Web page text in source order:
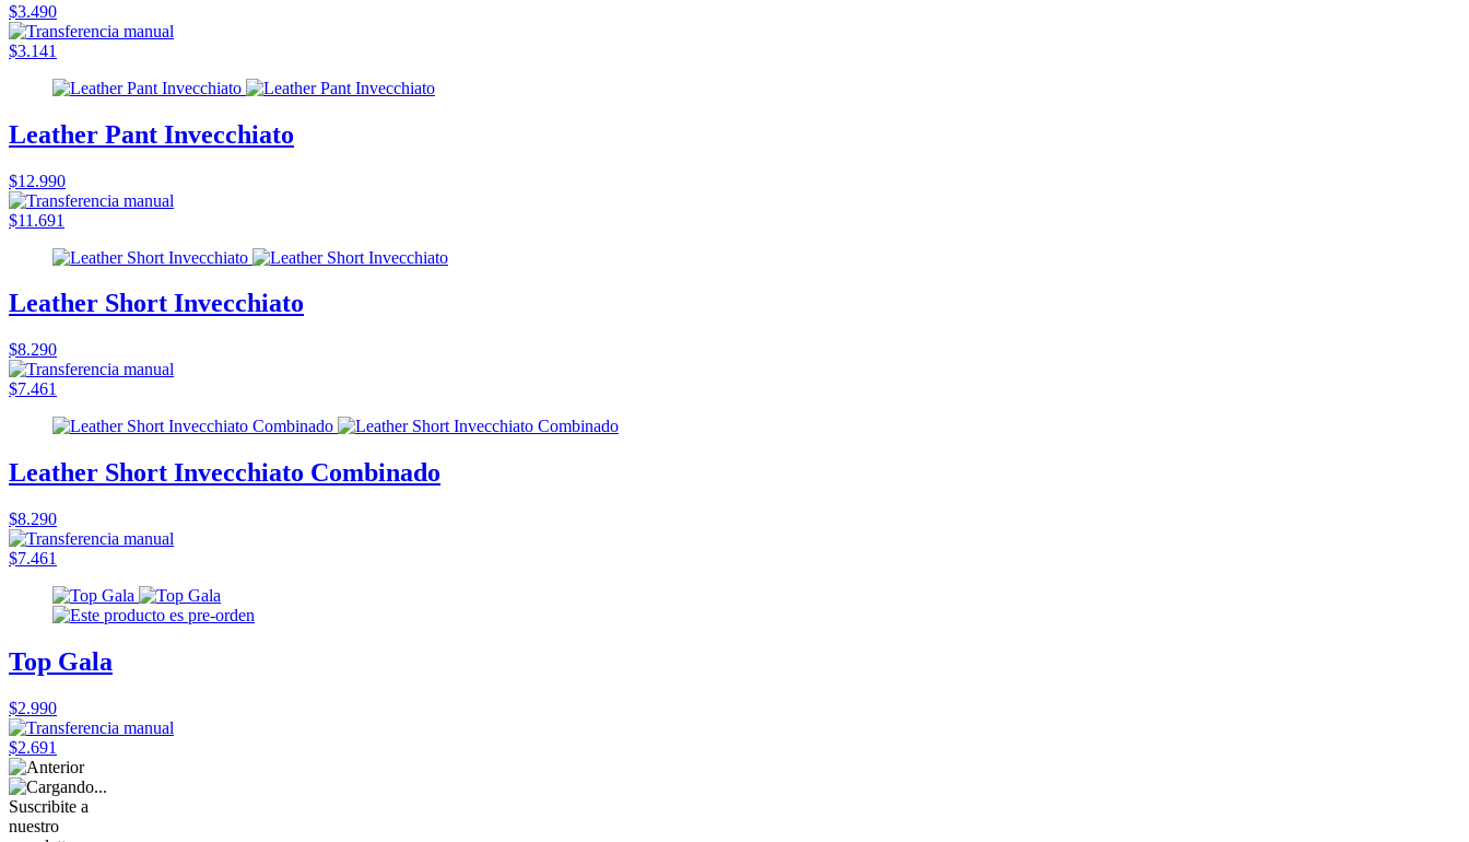
$3.490
$3.141
Leather Pant Invecchiato
$12.990
$11.691
Leather Short Invecchiato
$8.290
$7.461
Leather Short Invecchiato Combinado
$8.290
$7.461
Top Gala
$2.990
$2.691
Suscribite a
nuestro